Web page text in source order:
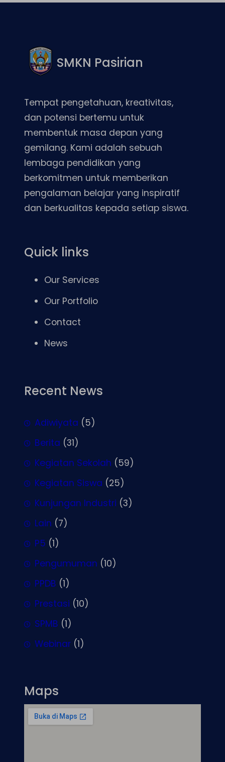
SMKN Pasirian
Tempat pengetahuan, kreativitas,
dan potensi bertemu untuk
membentuk masa depan yang
gemilang. Kami adalah sebuah
lembaga pendidikan yang
berkomitmen untuk memberikan
pengalaman belajar yang inspiratif
dan berkualitas kepada setiap siswa.
Quick links
Our Services
Our Portfolio
Contact
News
Recent News
Adiwiyata (5)
Berita (31)
Kegiatan Sekolah (59)
Kegiatan Siswa (25)
Kunjungan Industri (3)
Lain (7)
P5 (1)
Pengumuman (10)
PPDB (1)
Prestasi (10)
SPMB (1)
Webinar (1)
Maps